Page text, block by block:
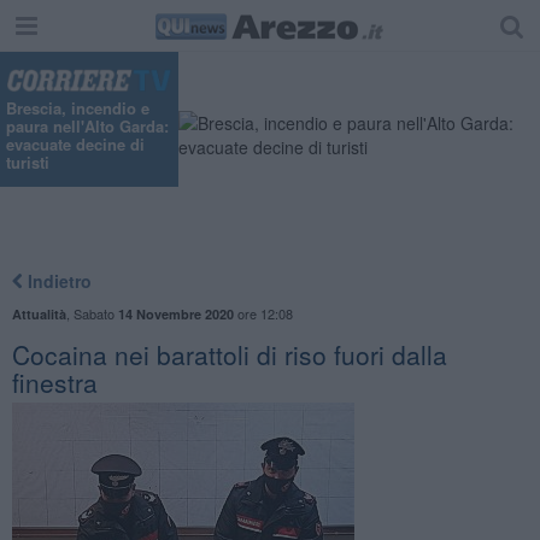
Brescia, incendio e
paura nell'Alto Garda:
evacuate decine di
turisti
Indietro
Attualità Sabato 14 Novembre 2020ore 12:08
Cocaina nei barattoli di riso fuori dalla
finestra